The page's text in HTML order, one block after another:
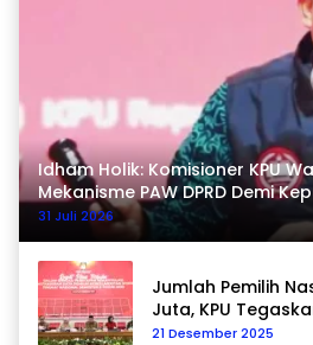
Idham Holik: Komisioner KPU
Mekanisme PAW DPRD Demi
31 Juli 2026
Jumlah Pemilih
Juta, KPU
Data Berkelanjutan
21 Desember 2025